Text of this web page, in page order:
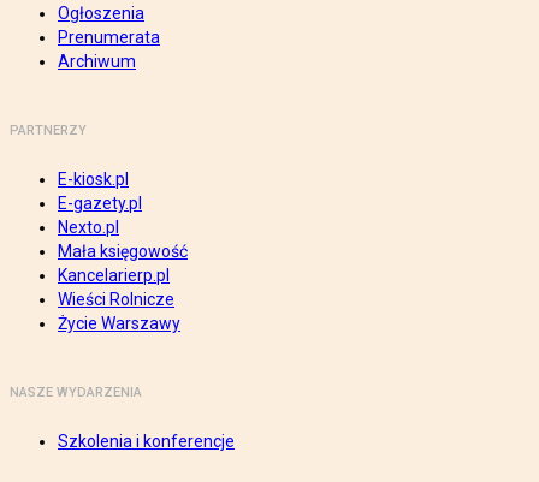
Ogłoszenia
Prenumerata
Archiwum
PARTNERZY
E-kiosk.pl
E-gazety.pl
Nexto.pl
Mała księgowość
Kancelarierp.pl
Wieści Rolnicze
Życie Warszawy
NASZE WYDARZENIA
Szkolenia i konferencje